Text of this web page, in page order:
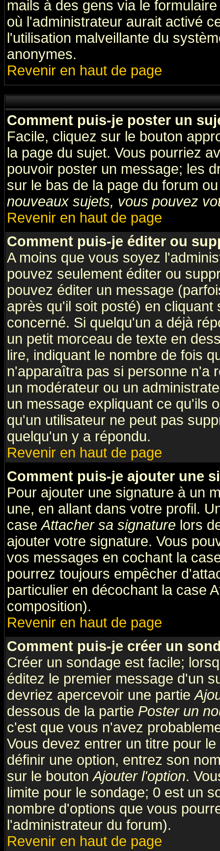
mails à des gens via le
où l'administrateur aurait activé
l'utilisation malveillante du
anonymes.
Revenir en haut de page
Comment puis-je poster un
Facile, cliquez sur le bouton
la page du sujet. Vous pourriez
pouvoir poster un message; les
sur le bas de la page du forum
nouveaux sujets, vous pouvez
Revenir en haut de page
Comment puis-je éditer ou
A moins que vous soyez
pouvez seulement éditer ou
pouvez éditer un message
après qu'il soit posté) en
concerné. Si quelqu'un a déjà
un petit morceau de texte en
lire, indiquant le nombre de fois
n'apparaîtra pas si personne n'a
un modérateur ou un
un message expliquant ce qu'ils
qu'un utilisateur ne peut pas
quelqu'un y a répondu.
Revenir en haut de page
Comment puis-je ajouter une
Pour ajouter une signature à un
une, en allant dans votre profil.
caseAttacher sa signature lors
ajouter votre signature. Vous
vos messages en cochant la
pourrez toujours empêcher
particulier en décochant la case
composition).
Revenir en haut de page
Comment puis-je créer un
Créer un sondage est facile;
éditez le premier message d'un
devriez apercevoir une partie
dessous de la partie Poster un
c'est que vous n'avez
Vous devez entrer un titre pour
définir une option, entrez son
sur le boutonAjouter l'option.
limite pour le sondage; 0 est un
nombre d'options que vous
l'administrateur du forum).
Revenir en haut de page